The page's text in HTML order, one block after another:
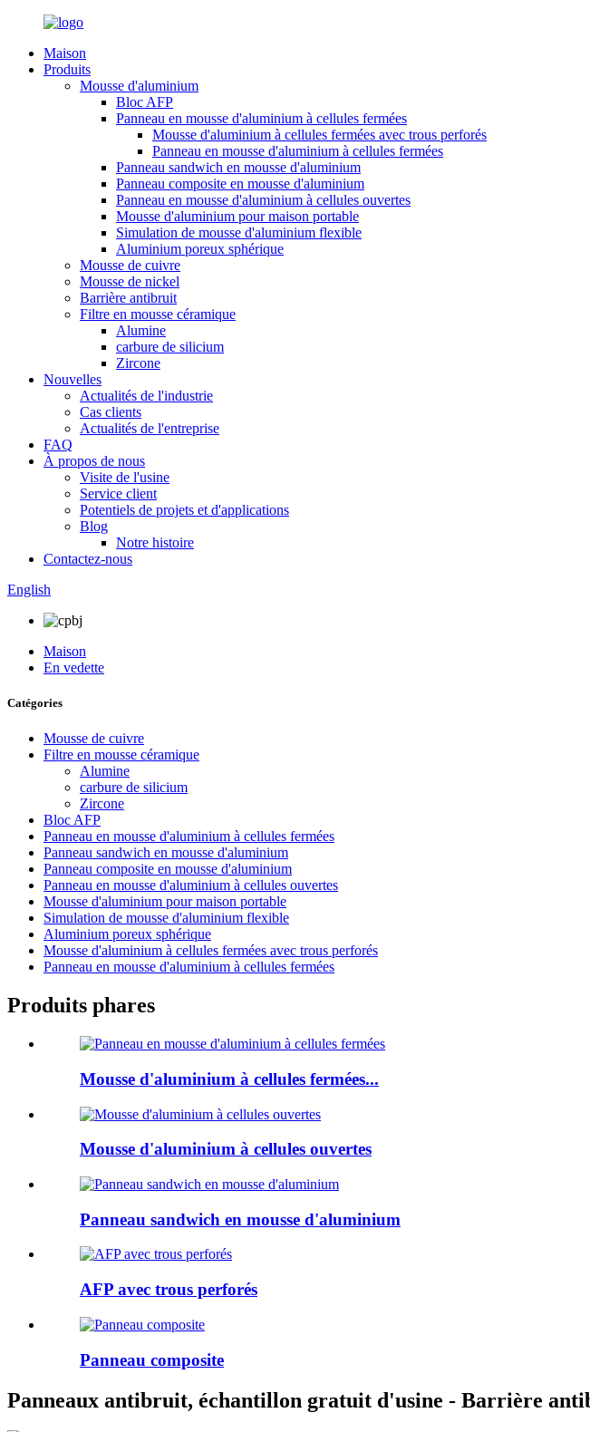
Maison
Produits
Mousse d'aluminium
Bloc AFP
Panneau en mousse d'aluminium à cellules fermées
Mousse d'aluminium à cellules fermées avec trous perforés
Panneau en mousse d'aluminium à cellules fermées
Panneau sandwich en mousse d'aluminium
Panneau composite en mousse d'aluminium
Panneau en mousse d'aluminium à cellules ouvertes
Mousse d'aluminium pour maison portable
Simulation de mousse d'aluminium flexible
Aluminium poreux sphérique
Mousse de cuivre
Mousse de nickel
Barrière antibruit
Filtre en mousse céramique
Alumine
carbure de silicium
Zircone
Nouvelles
Actualités de l'industrie
Cas clients
Actualités de l'entreprise
FAQ
À propos de nous
Visite de l'usine
Service client
Potentiels de projets et d'applications
Blog
Notre histoire
Contactez-nous
English
Maison
En vedette
Catégories
Mousse de cuivre
Filtre en mousse céramique
Alumine
carbure de silicium
Zircone
Bloc AFP
Panneau en mousse d'aluminium à cellules fermées
Panneau sandwich en mousse d'aluminium
Panneau composite en mousse d'aluminium
Panneau en mousse d'aluminium à cellules ouvertes
Mousse d'aluminium pour maison portable
Simulation de mousse d'aluminium flexible
Aluminium poreux sphérique
Mousse d'aluminium à cellules fermées avec trous perforés
Panneau en mousse d'aluminium à cellules fermées
Produits phares
Mousse d'aluminium à cellules fermées...
Mousse d'aluminium à cellules ouvertes
Panneau sandwich en mousse d'aluminium
AFP avec trous perforés
Panneau composite
Panneaux antibruit, échantillon gratuit d'usine - Barrière